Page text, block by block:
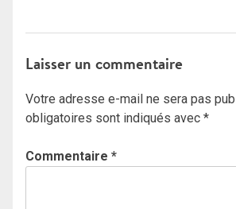
Laisser un commentaire
Votre adresse e-mail ne sera pas
obligatoires sont indiqués avec *
Commentaire *